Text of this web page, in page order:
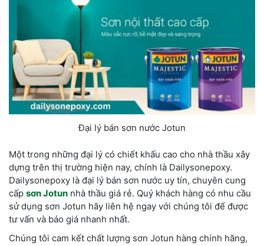
Đại lý bán sơn nước Jotun
Một trong những đại lý có chiết khấu cao cho nhà thầu xây
dựng trên thị trường hiện nay, chính là Dailysonepoxy.
Dailysonepoxy là đại lý bán sơn nước uy tín, chuyên cung
cấp sơn Jotun nhà thầu giá rẻ. Quý khách hàng có nhu cầu
sử dụng sơn Jotun hãy liên hệ ngay với chúng tôi để được
tư vấn và báo giá nhanh nhất.
Chúng tôi cam kết chất lượng sơn Jotun hàng chính hãng,